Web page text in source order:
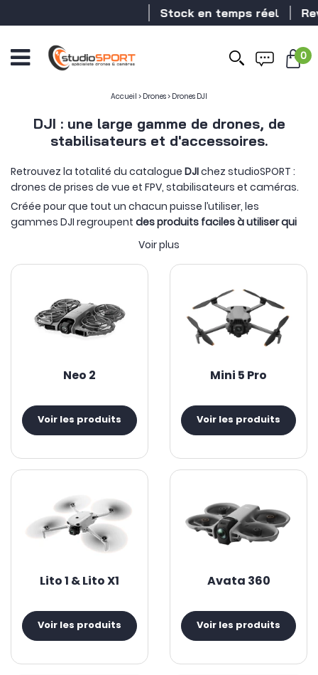
Stock en temps réel Revendeur
0
Accueil > Drones> Drones DJI
DJI : une large gamme de drones, de
stabilisateurs et d'accessoires.
Retrouvez la totalité du catalogue DJIchez studioSPORT :
drones de prises de vue et FPV, stabilisateurs et caméras.
Créée pour que tout un chacun puisse l’utiliser, les
gammes DJI regroupent des produits faciles à utiliser qui
permettent de booster votre créativité
stabilisation. Ainsi, on retrouve cette expertise technique
parmi toutes les gammes de produits : les drones DJI ont
des caméras stabilisées, les caméras et stabilisateurs DJI
reposent sur ce même principe. Parmi les produits phares
de ces gammes on retrouve le
Mavic3 , véritable fer de
lance de la marque dans la partie drone. On retrouve
également la gamme emblématique des DJI Mavic Air
DJI Air 3 . La gamme DJI Mini se concentre sur les
d’image avec le
DJI Mini 5 Pro . En parallèle, le
DJI Avata 360
illustre la capacité de DJI à faire évoluer le vol immersif en y
dans un même drone le pilotage FPV et la capture vidéo à
360°. Dans cette continuité, le
DJI Neo 2
vient enrichir l’offre
Découvrez les drones DJI dans cette catégorie. Vous
pouvez aussi jeter un œil aux
stabilisateurs DJIetcaméras
Voir plus
Neo 2
Voir les produits
Mini 5 Pro
Voir les produits
Lito 1 & Lito X1
Voir les produits
Avata 360
Voir les produits